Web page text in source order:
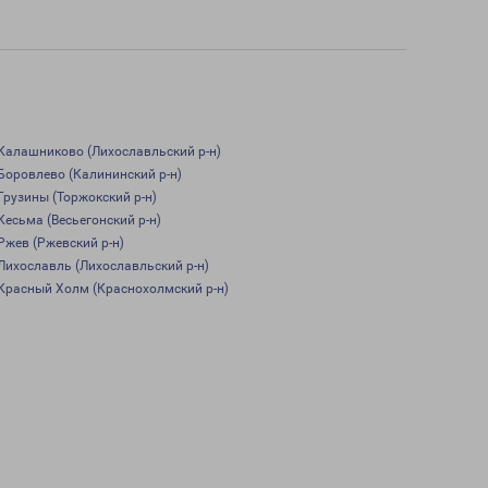
(Лихославльский р-н)
(Калининский р-н)
(Торжокский р-н)
(Весьегонский р-н)
(Ржевский р-н)
(Лихославльский р-н)
Холм (Краснохолмский р-н)